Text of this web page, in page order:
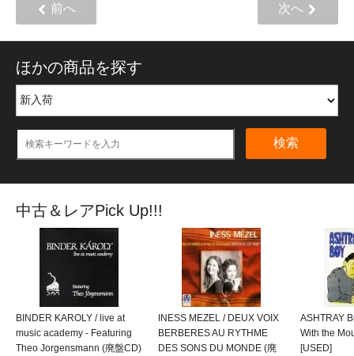
前へ 次へ
ほかの商品を探す
検索
中古＆レアPick Up!!!
BINDER KAROLY / live at
music academy - Featuring
Theo Jorgensmann (廃盤CD)
INESS MEZEL / DEUX VOIX
BERBERES AU RYTHME
DES SONS DU MONDE (廃
ASHTRAY
With the
[USED]